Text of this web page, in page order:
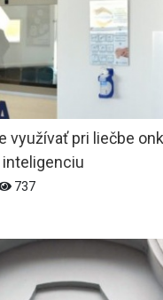
využívať pri liečbe
737